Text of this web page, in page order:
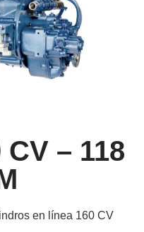
CV – 118
en línea 160 CV